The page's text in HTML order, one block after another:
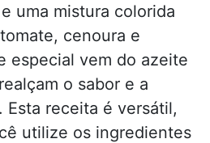
uma mistura colorida
cenoura e
especial vem do azeite
o sabor e a
Esta receita é versátil,
utilize os ingredientes